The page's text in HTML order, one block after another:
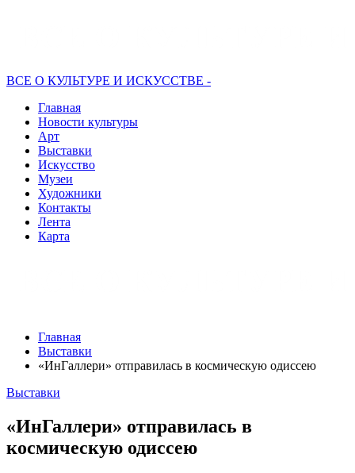
ВСЕ О КУЛЬТУРЕ И ИСКУССТВЕ -
Главная
Новости культуры
Арт
Выставки
Искусство
Музеи
Художники
Контакты
Лента
Карта
Главная
Выставки
«ИнГаллери» отправилась в космическую одиссею
Выставки
«ИнГаллери» отправилась в
космическую одиссею